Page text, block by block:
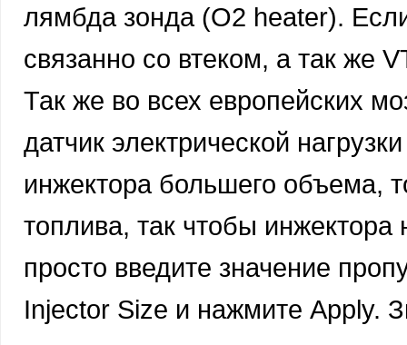
лямбда зонда (O2 heater).
связанно со втеком, а так же
Так же во всех европейских
датчик электрической
инжектора большего объема,
топлива, так чтобы инжектора
просто введите значение
Injector Size и нажмите Apply.